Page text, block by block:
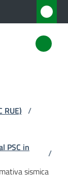
RUE) /
PSC in
/
sismica